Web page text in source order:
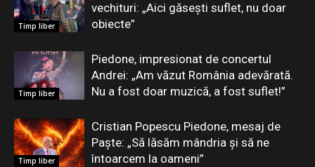
Timp liber
vechituri: „Aici găsești suflet, nu doar
obiecte”
Timp liber
Piedone, impresionat de concertul
Andrei: „Am văzut România adevărată.
Nu a fost doar muzică, a fost suflet!”
Timp liber
Cristian Popescu Piedone, mesaj de
Paște: „Să lăsăm mândria și să ne
întoarcem la oameni”